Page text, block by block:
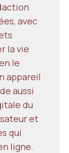
avec
la vie
le
appareil
aussi
du
et
qui
ligne.